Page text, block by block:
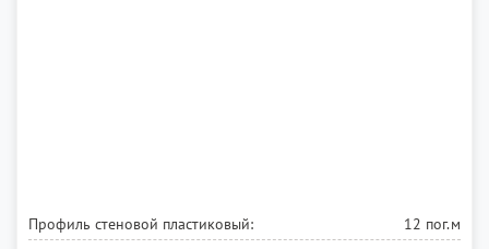
Профиль стеновой пластиковый:
12 пог.м